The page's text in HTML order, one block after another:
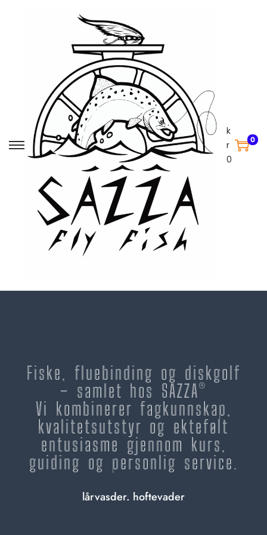
k
r
0
0
Fiske, fluebinding og diskgolf
– samlet hos SAZZA®
Vi kombinerer fagkunnskap,
kvalitetsutstyr og ektefølt
entusiasme gjennom kurs,
guiding og personlig service.
lårvasder. hoftevader